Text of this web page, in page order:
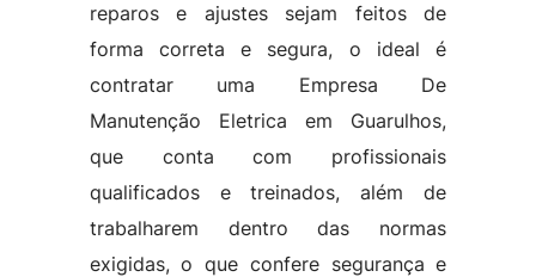
reparos e ajustes sejam feitos de
forma correta e segura, o ideal é
contratar uma Empresa De
Manutenção Eletrica em Guarulhos,
que conta com profissionais
qualificados e treinados, além de
trabalharem dentro das normas
exigidas, o que confere segurança e